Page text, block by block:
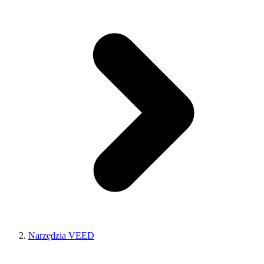
Narzędzia VEED